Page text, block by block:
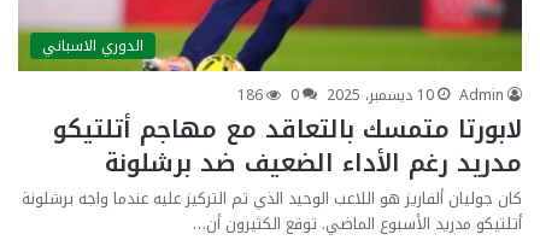
الدوري الاسباني
Admin
10 ديسمبر، 2025 0
186
لابورتا متمسك بالتعاقد مع مهاجم أتلتيكو
مدريد رغم الأداء الضعيف ضد برشلونة
كان جوليان ألفاريز هو اللاعب الوحيد الذي تم التركيز عليه عندما واجه برشلونة
أتلتيكو مدريد الأسبوع الماضي. توقع الكثيرون أن…